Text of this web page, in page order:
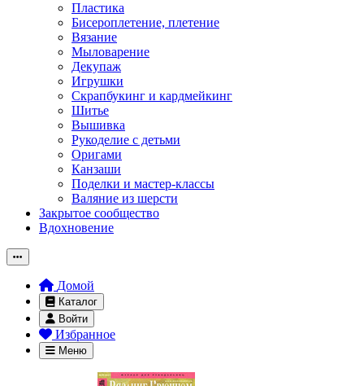
Пластика
Бисероплетение, плетение
Вязание
Мыловарение
Декупаж
Игрушки
Скрапбукинг и кардмейкинг
Шитье
Вышивка
Рукоделие с детьми
Оригами
Канзаши
Поделки и мастер-классы
Валяние из шерсти
Закрытое сообщество
Вдохновение
Домой
Каталог
Войти
Избранное
Меню